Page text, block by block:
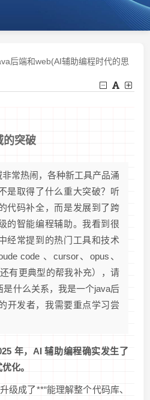
后端和web(AI辅助编程时代的思
的突破
常热闹，各种新工具产品涌
是取得了什么重大突破？听
代码补全，而是发展到了跨
的智能编程辅助。我看到很
经常提到的热门工具和技术
code 、cursor、opus、
有更典型的帮我补充），请
是什么关系，我是一个java后
开发者，我需要重点学习尝
年，AI 辅助编程确实发生了
化。
级成了**“能理解整个代码库、